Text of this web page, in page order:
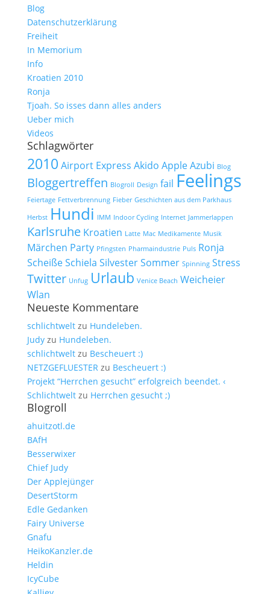
Blog
Datenschutzerklärung
Freiheit
In Memorium
Info
Kroatien 2010
Ronja
Tjoah. So isses dann alles anders
Ueber mich
Videos
Schlagwörter
2010 Airport Express Akido AppleAzubi Blog
Bloggertreffen Blogroll Design fail Feelings
Feiertage Fettverbrennung Fieber Geschichten aus dem Parkhaus
Herbst Hundi IMM Indoor Cycling Internet Jammerlappen
Karlsruhe Kroatien Latte Mac Medikamente Musik
Märchen Party Pfingsten Pharmaindustrie Puls Ronja
ScheißeSchiela SilvesterSommer Spinning Stress
Twitter Unfug Urlaub Venice Beach Weicheier
Wlan
Neueste Kommentare
schlichtweltzu Hundeleben.
Judyzu Hundeleben.
schlichtweltzu Bescheuert :)
NETZGEFLUESTERzu Bescheuert :)
Projekt “Herrchen gesucht” erfolgreich beendet. ‹
Schlichtweltzu Herrchen gesucht ;)
Blogroll
ahuitzotl.de
BAfH
Besserwixer
Chief Judy
Der Applejünger
DesertStorm
Edle Gedanken
Fairy Universe
Gnafu
HeikoKanzler.de
Heldin
IcyCube